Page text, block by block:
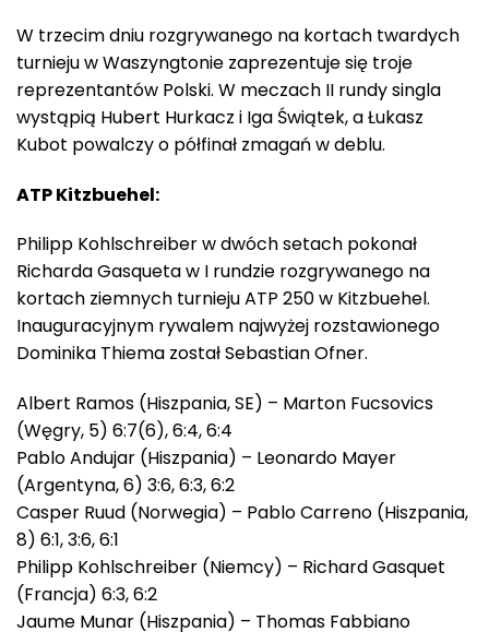
W trzecim dniu rozgrywanego na kortach twardych
turnieju w Waszyngtonie zaprezentuje się troje
reprezentantów Polski. W meczach II rundy singla
wystąpią Hubert Hurkacz i Iga Świątek, a Łukasz
Kubot powalczy o półfinał zmagań w deblu.
ATP Kitzbuehel:
Philipp Kohlschreiber w dwóch setach pokonał
Richarda Gasqueta w I rundzie rozgrywanego na
kortach ziemnych turnieju ATP 250 w Kitzbuehel.
Inauguracyjnym rywalem najwyżej rozstawionego
Dominika Thiema został Sebastian Ofner.
Albert Ramos (Hiszpania, SE) – Marton Fucsovics
(Węgry, 5) 6:7(6), 6:4, 6:4
Pablo Andujar (Hiszpania) – Leonardo Mayer
(Argentyna, 6) 3:6, 6:3, 6:2
Casper Ruud (Norwegia) – Pablo Carreno (Hiszpania,
8) 6:1, 3:6, 6:1
Philipp Kohlschreiber (Niemcy) – Richard Gasquet
(Francja) 6:3, 6:2
Jaume Munar (Hiszpania) – Thomas Fabbiano